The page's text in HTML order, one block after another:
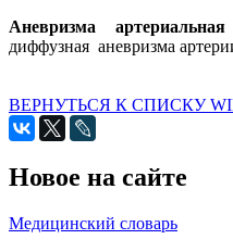
Аневризма
диффузная аневризма
ВЕРНУТЬСЯ К СПИСКУ
Новое на сайте
Медицинский словарь